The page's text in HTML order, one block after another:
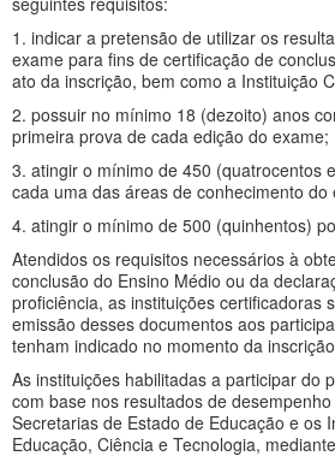
1. indicar a pretensão de utilizar os
exame para fins de certificação de
ato da inscrição, bem como a Instituição
2. possuir no mínimo 18 (dezoito) anos
primeira prova de cada edição do exame;
3. atingir o mínimo de 450 (quatrocentos
cada uma das áreas de conhecimento do
4. atingir o mínimo de 500 (quinhentos)
Atendidos os requisitos necessários à
conclusão do Ensino Médio ou da
proficiência, as instituições certificadoras
emissão desses documentos aos
tenham indicado no momento da
As instituições habilitadas a participar do
com base nos resultados de
Secretarias de Estado de Educação e os
Educação, Ciência e Tecnologia,